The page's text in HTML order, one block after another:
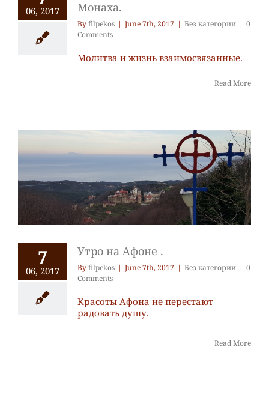
06, 2017 Монаха.
Byfilpekos | June 7th, 2017 | Без категории | 0
Comments
Молитва и жизнь взаимосвязанные.
Read More
7
06, 2017
Утро на Афоне .
Byfilpekos | June 7th, 2017 | Без категории | 0
Comments
Красоты Афона не перестают
радовать душу.
Read More